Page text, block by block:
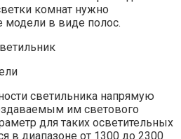
комнат нужно
в виде полос.
светильника напрямую
им светового
для таких осветительных
в диапазоне от 1300 до 2300